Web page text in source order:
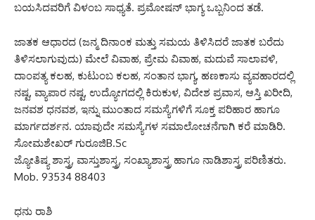
ಬಯಸಿದವರಿಗೆ ವಿಳಂಬ ಸಾಧ್ಯತೆ. ಪ್ರಮೋಷನ್ ಭಾಗ್ಯ ಒಬ್ಬನಿಂದ ತಡೆ.
ಜಾತಕ ಆಧಾರದ (ಜನ್ಮ ದಿನಾಂಕ ಮತ್ತು ಸಮಯ ತಿಳಿಸಿದರೆ ಜಾತಕ ಬರೆದು
ತಿಳಿಸಲಾಗುವುದು) ಮೇಲೆ ವಿವಾಹ, ಪ್ರೇಮ ವಿವಾಹ, ಮದುವೆ ಸಾಲಾವಳಿ,
ದಾಂಪತ್ಯ ಕಲಹ, ಕುಟುಂಬ ಕಲಹ, ಸಂತಾನ ಭಾಗ್ಯ, ಹಣಕಾಸು ವ್ಯವಹಾರದಲ್ಲಿ
ನಷ್ಟ, ವ್ಯಾಪಾರ ನಷ್ಟ, ಉದ್ಯೋಗದಲ್ಲಿ ಕಿರುಕುಳ, ವಿದೇಶ ಪ್ರವಾಸ, ಆಸ್ತಿ ಖರೀದಿ,
ಜನವಶ ಧನವಶ, ಇನ್ನು ಮುಂತಾದ ಸಮಸ್ಯೆಗಳಿಗೆ ಸೂಕ್ತ ಪರಿಹಾರ ಹಾಗೂ
ಮಾರ್ಗದರ್ಶನ. ಯಾವುದೇ ಸಮಸ್ಯೆಗಳ ಸಮಾಲೋಚನೆಗಾಗಿ ಕರೆ ಮಾಡಿರಿ.
ಸೋಮಶೇಖರ್ ಗುರೂಜಿB.Sc
ಜ್ಯೋತಿಷ್ಯ ಶಾಸ್ತ್ರ, ವಾಸ್ತುಶಾಸ್ತ್ರ, ಸಂಖ್ಯಾಶಾಸ್ತ್ರ ಹಾಗೂ ನಾಡಿಶಾಸ್ತ್ರ ಪರಿಣಿತರು.
Mob. 93534 88403
ಧನು ರಾಶಿ